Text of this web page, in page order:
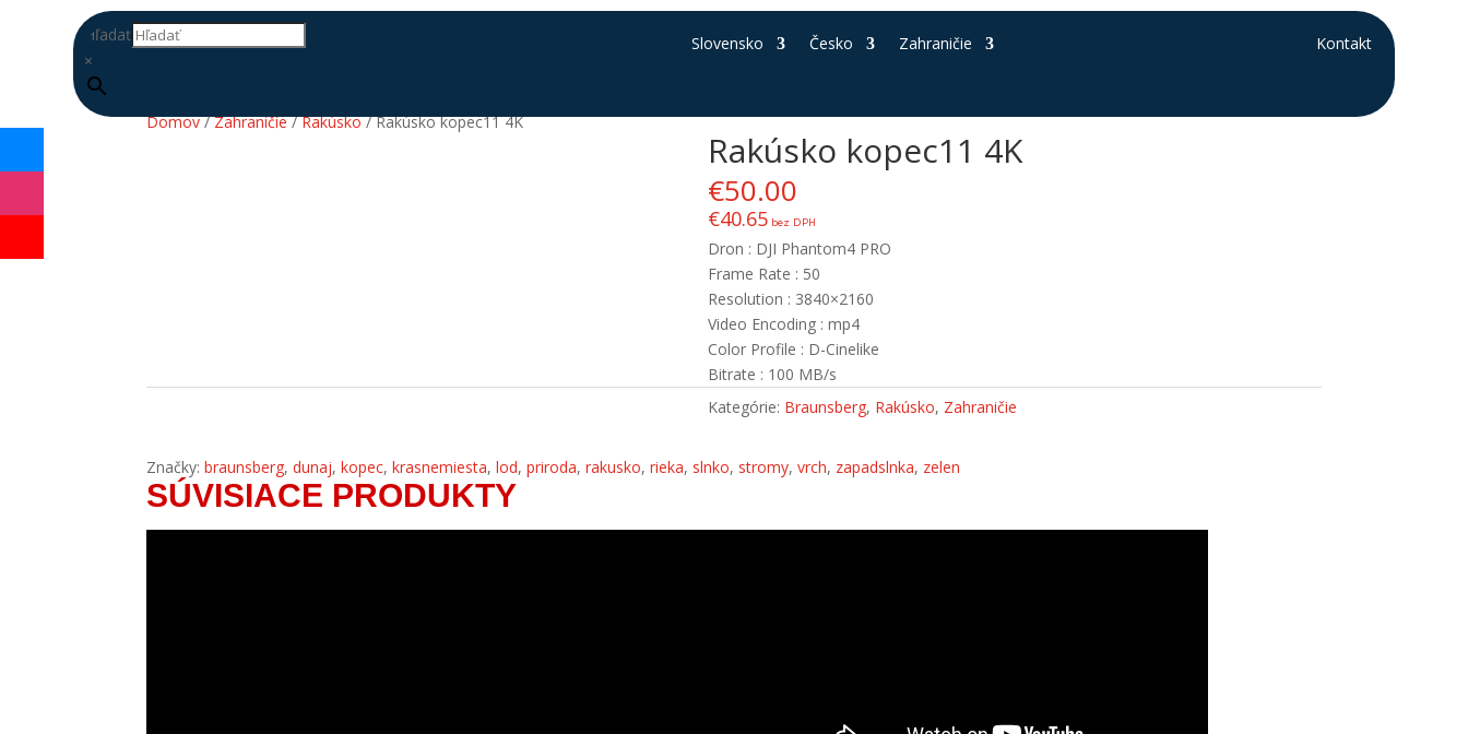
Hľadať
×
Slovensko Česko Zahraničie Kontakt
Domov/Zahraničie/Rakúsko/ Rakúsko kopec11 4K
Rakúsko kopec11 4K
€50.00
€40.65 bez DPH
Dron : DJI Phantom4 PRO
Frame Rate : 50
Resolution : 3840×2160
Video Encoding : mp4
Color Profile : D-Cinelike
Bitrate : 100 MB/s
Kategórie: Braunsberg, Rakúsko, Zahraničie
Značky:braunsberg,dunaj,kopec,krasnemiesta,lod,priroda,rakusko,rieka, slnko, stromy,vrch, zapadslnka, zelen
SÚVISIACE PRODUKTY